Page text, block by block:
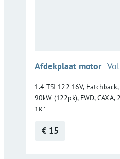
Afdekplaat motor :
1.4 TSI 122 16V,
90kW (122pk), FWD,
1K1
€ 15